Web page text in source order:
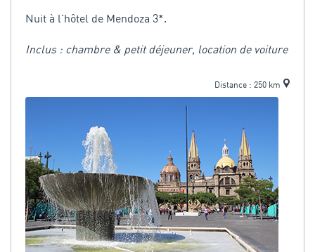
Nuit à l'hôtel de Mendoza 3*.
Inclus : chambre & petit déjeuner, location de voiture
Distance : 250 km